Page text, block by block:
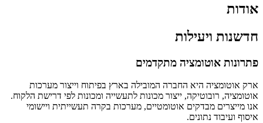
אודות
חדשנות ויעילות
פתרונות אוטומציה מתקדמים
ארק אוטומציה היא החברה המובילה בארץ בפיתוח וייצור מערכות
אוטומציה, רובוטיקה, ייצור מכונות לתעשייה ומכונות לפי דרישת הלקוח.
אנו מייצרים מבדקים אוטומטיים, מערכות בקרה תעשייתית ויישומי
איסוף ועיבוד נתונים.